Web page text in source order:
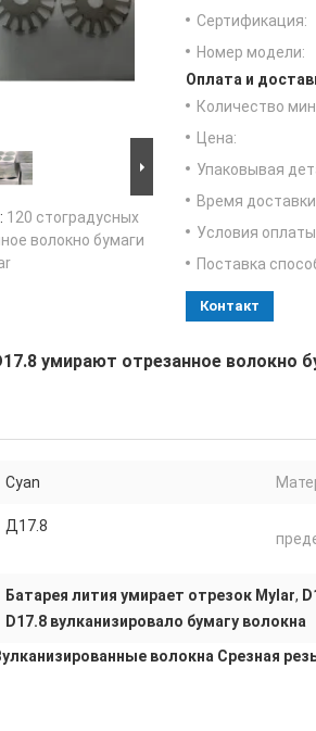
120 стоградусных
волокно бумаги
Сертификация:
Номер модели:
Оплата и
Количество мин
Цена:
Упаковывая
Время
Условия
Поставка
Контакт
умирают отрезанное волокно
Cyan
Д17.8
Батарея лития умирает отрезок Mylar,
D17.8 вулканизировало бумагу волокна
волокна Срезная